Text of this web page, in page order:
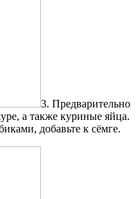
3. Предварительно
а также куриные яйца.
добавьте к сёмге.